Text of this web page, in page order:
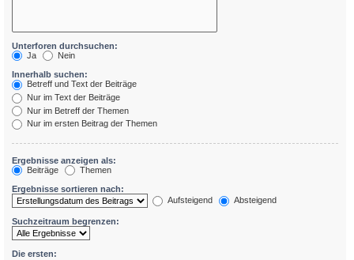
Unterforen durchsuchen:
Ja
Nein
Innerhalb suchen:
Betreff und Text der Beiträge
Nur im Text der Beiträge
Nur im Betreff der Themen
Nur im ersten Beitrag der Themen
Ergebnisse anzeigen als:
Beiträge
Themen
Ergebnisse sortieren nach:
Aufsteigend
Absteigend
Suchzeitraum begrenzen:
Die ersten: